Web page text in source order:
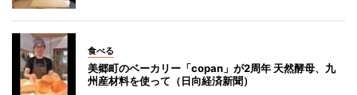
食べる
美郷町のベーカリー「copan」が2周年 天然酵母、九
州産材料を使って（日向経済新聞）